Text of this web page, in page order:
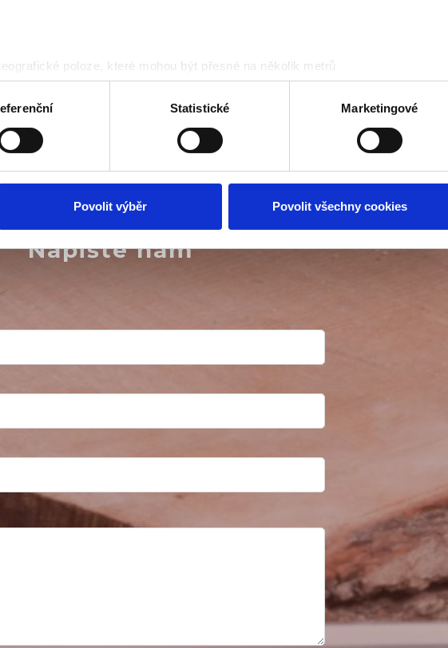
poloze, které mohou být přesné na několik metrů
aktivního skenování pro konkrétní charakteristiky (otisk prstu)
osobní údaje, a nastavte si předvolby v
části s podrobnostmi. Svůj souhlas
Prohlášení o souborech cookie.
sdílíme se svými partnery pro sociální média, inzerci a analýzy. Partneři
které jste jim poskytli nebo které získali v důsledku toho, že
Statistické Marketingové
Povolit výběr Povolit všechny cookies
Napište nám